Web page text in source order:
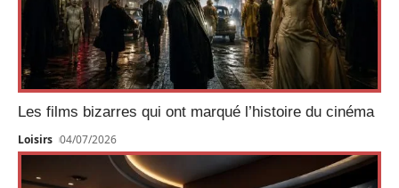
Les films bizarres qui ont marqué l’histoire du cinéma
Loisirs 04/07/2026